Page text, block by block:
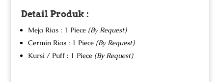
Detail Produk :
Meja Rias : 1 Piece (By Request)
Cermin Rias : 1 Piece (By Request)
Kursi / Puff : 1 Piece (By Request)